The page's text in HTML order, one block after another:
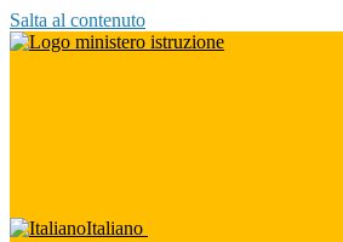
Salta al contenuto
Italiano